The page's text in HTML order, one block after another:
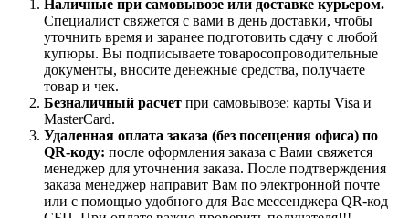
Наличные при самовывозе или доставке курьером.
Специалист свяжется с вами в день доставки, чтобы
уточнить время и заранее подготовить сдачу с любой
купюры. Вы подписываете товаросопроводительные
документы, вносите денежные средства, получаете
товар и чек.
Безналичный расчет при самовывозе: карты Visa и
MasterCard.
Удаленная оплата заказа (без посещения офиса) по
QR-коду: после оформления заказа с Вами свяжется
менеджер для уточнения заказа. После подтверждения
заказа менеджер направит Вам по электронной почте
или с помощью удобного для Вас мессенджера QR-код